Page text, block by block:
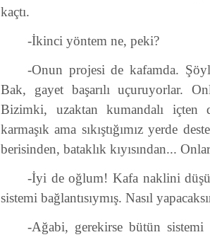
kaçtı.
-İkinci yöntem ne, peki?
-Onun projesi de kafamda.
Bak, gayet başarılı uçuruyorlar.
Bizimki, uzaktan kumandalı içten
karmaşık ama sıkıştığımız yerde
berisinden, bataklık kıyısından...
-İyi de oğlum! Kafa naklini
sistemi bağlantısıymış. Nasıl
-Ağabi, gerekirse bütün